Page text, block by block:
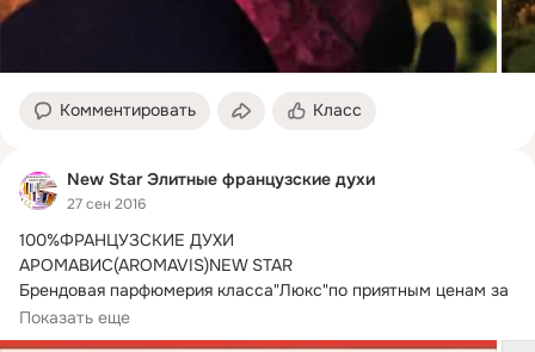
Комментировать Класс
New Star Элитные французские духи
27 сен 2016
100%ФРАНЦУЗСКИЕ ДУХИ
АРОМАВИС(AROMAVIS)NEW STAR
Брендовая парфюмерия класса"Люкс"по приятным ценам за
счет прямых поставок из Франции!
доступной роскошью!
Показать еще